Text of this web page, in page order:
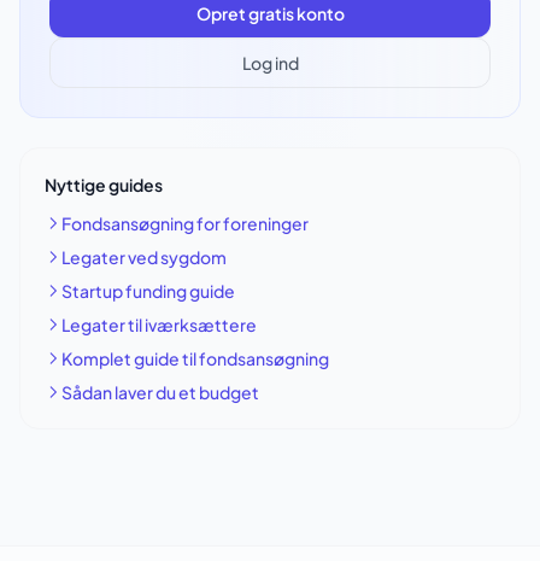
Opret gratis konto
Log ind
Nyttige guides
Fondsansøgning for foreninger
Legater ved sygdom
Startup funding guide
Legater til iværksættere
Komplet guide til fondsansøgning
Sådan laver du et budget